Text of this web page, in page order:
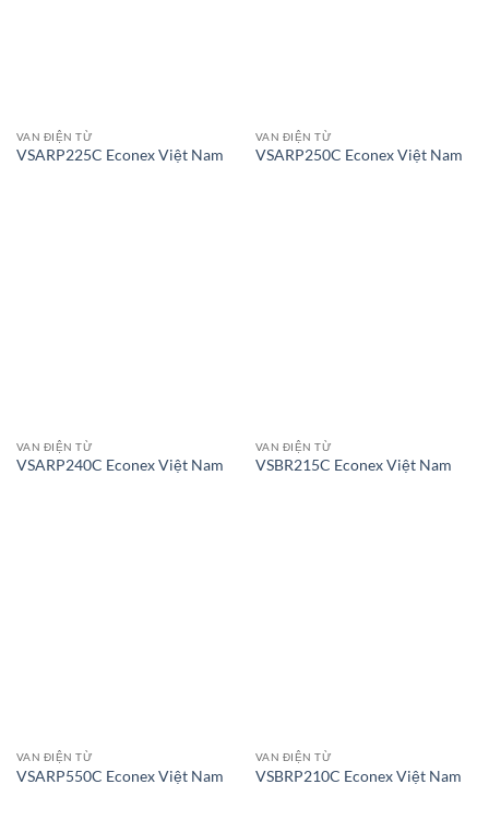
VAN ĐIỆN TỪ
VSARP225C Econex Việt Nam
VAN ĐIỆN TỪ
VSARP250C Econex Việt Nam
VAN ĐIỆN TỪ
VSARP240C Econex Việt Nam
VAN ĐIỆN TỪ
VSBR215C Econex Việt Nam
VAN ĐIỆN TỪ
VSARP550C Econex Việt Nam
VAN ĐIỆN TỪ
VSBRP210C Econex Việt Nam